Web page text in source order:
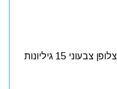
צלופן צבעוני 15 גיליונות